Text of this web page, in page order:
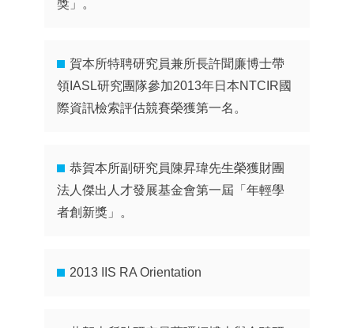
獎」。
賀本所特聘研究員兼所長許聞廉博士帶
領IASL研究團隊參加2013年日本NTCIR國
際資訊檢索評估競賽榮獲第一名。
恭賀本所副研究員陳昇瑋先生榮獲財團
法人傑出人才發展基金會第一屆「年輕學
者創新獎」。
2013 IIS RA Orientation